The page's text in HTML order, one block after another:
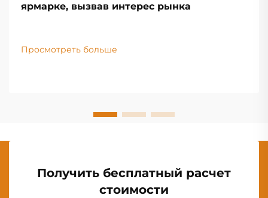
ярмарке, вызвав интерес рынка
Просмотреть больше
Получить бесплатный расчет
стоимости